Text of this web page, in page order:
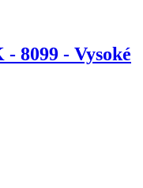
8099 - Vysoké